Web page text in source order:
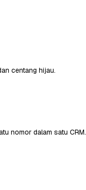
centang hijau.
nomor dalam satu CRM.